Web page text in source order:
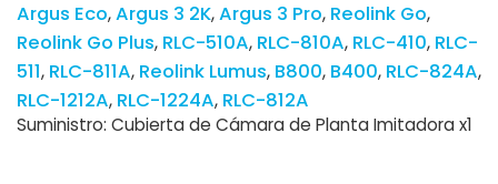
Argus Eco Argus 3 2K Argus 3 Pro Reolink Go
Reolink Go Plus RLC-510A RLC-810A RLC-410 RLC-
511 RLC-811A Reolink Lumus B800 B400 RLC-824A
RLC-1212A RLC-1224A RLC-812A
Suministro: Cubierta de Cámara de Planta Imitadora x1